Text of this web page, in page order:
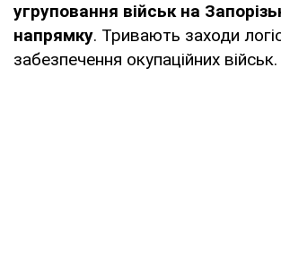
угруповання військ на
напрямку. Тривають заходи
забезпечення окупаційних військ.